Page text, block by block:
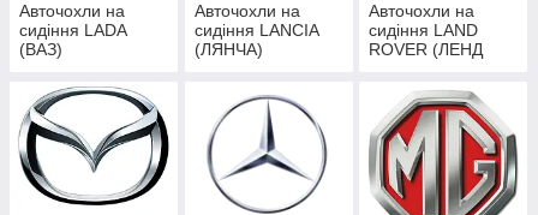
Авточохли на
сидіння LADA
(ВАЗ)
Авточохли на
сидіння LANCIA
(ЛЯНЧА)
Авточохли на
сидіння LAND
ROVER (ЛЕНД